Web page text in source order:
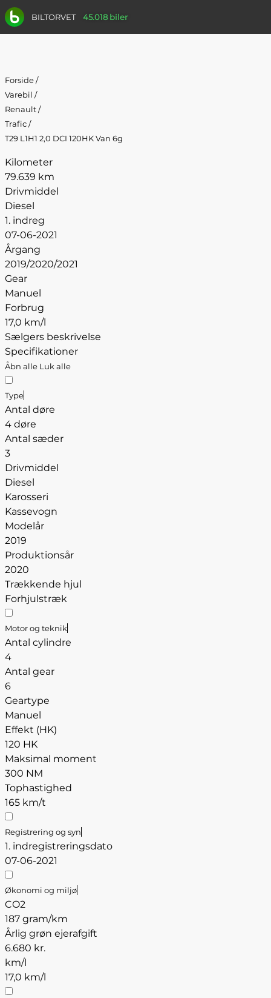
BILTORVET 45.018 biler
Forside/
Varebil /
Renault/
Trafic/
T29 L1H1 2,0 DCI 120HK Van 6g
Kilometer
79.639 km
Drivmiddel
Diesel
1. indreg
07-06-2021
Årgang
2019/2020/2021
Gear
Manuel
Forbrug
17,0 km/l
Sælgers beskrivelse
Specifikationer
Åbn alle Luk alle
Type
Antal døre
4 døre
Antal sæder
3
Drivmiddel
Diesel
Karosseri
Kassevogn
Modelår
2019
Produktionsår
2020
Trækkende hjul
Forhjulstræk
Motor og teknik
Antal cylindre
4
Antal gear
6
Geartype
Manuel
Effekt (HK)
120 HK
Maksimal moment
300 NM
Tophastighed
165 km/t
Registrering og syn
1. indregistreringsdato
07-06-2021
Økonomi og miljø
CO2
187 gram/km
Årlig grøn ejerafgift
6.680 kr.
km/l
17,0 km/l